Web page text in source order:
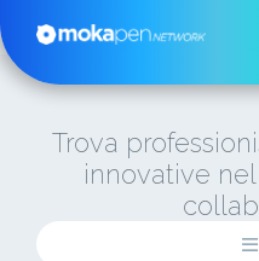
Trova
innovative